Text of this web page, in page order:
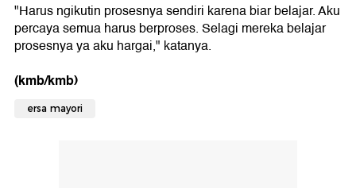
"Harus ngikutin prosesnya sendiri karena biar belajar. Aku
percaya semua harus berproses. Selagi mereka belajar
prosesnya ya aku hargai," katanya.
(kmb/kmb)
ersa mayori